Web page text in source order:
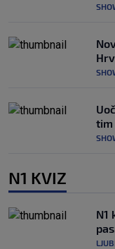
tim
N1 KVIZ
N1